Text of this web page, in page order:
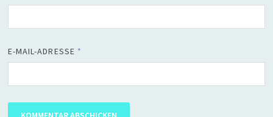
E-MAIL-ADRESSE *